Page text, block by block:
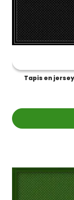
Tapis en